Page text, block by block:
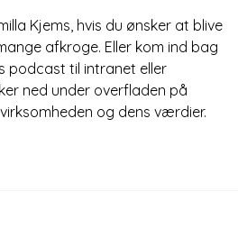
Kjems, hvis du ønsker at blive
afkroge. Eller kom ind bag
podcast til intranet eller
ned under overfladen på
og dens værdier.